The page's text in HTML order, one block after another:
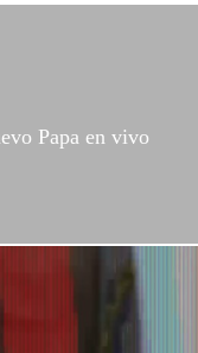
Papa en vivo